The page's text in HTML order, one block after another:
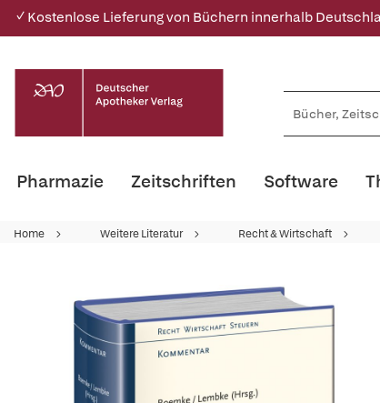
✓ Kostenlose Lieferung von Büchern innerhalb
Pharmazie Zeitschriften Software
Home Weitere Literatur Recht & Wirtschaft